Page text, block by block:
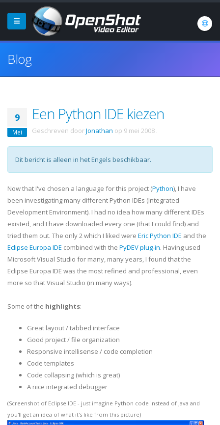
Blog
9
Mei
Een Python IDE kiezen
Geschreven doorJonathan op 9 mei 2008 .
Dit bericht is alleen in het Engels beschikbaar.
Now that I've chosen a language for this project (Python), I have
been investigating many different Python IDEs (Integrated
Development Environment). I had no idea how many different IDEs
existed, and I have downloaded every one (that I could find) and
tried them out. The only 2 which I liked were Eric Python IDE and the
Eclipse Europa IDE combined with the PyDEVplug-in. Having used
Microsoft Visual Studio for many, many years, I found that the
Eclipse Europa IDE was the most refined and professional, even
more so that Visual Studio (in many ways).
Some of the highlights:
Great layout / tabbed interface
Good project / file organization
Responsive intellisense / code completion
Code templates
Code collapsing (which is great)
A nice integrated debugger
(Screenshot of Eclipse IDE - just imagine Python code instead of Java and
you'll get an idea of what it's like from this picture)